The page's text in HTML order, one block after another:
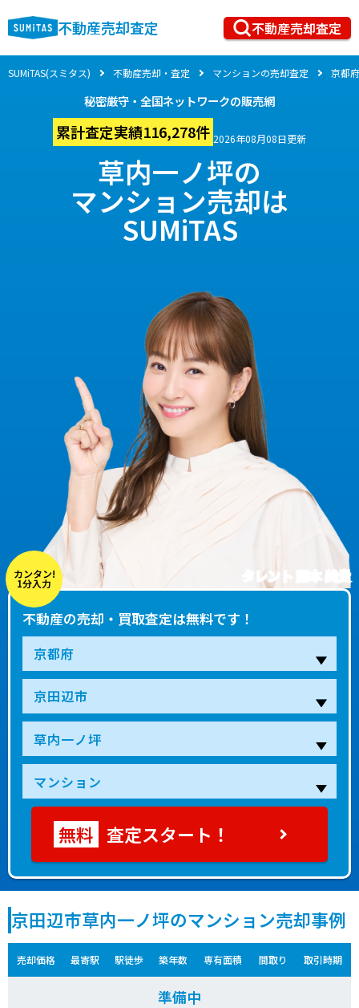
不動産売却査定 不動産売却査定
SUMiTAS(スミタス) 不動産売却・査定 マンションの売却査定 京都府
秘密厳守・全国ネットワークの販売網
累計査定実績116,278件 2026年08月08日更新
草内一ノ坪の
マンション売却は
SUMiTAS
タレント 藤本 美貴
カンタン!
1分入力
不動産の売却・買取査定は無料です！
査定スタート！
京田辺市草内一ノ坪のマンション売却事例
売却価格 最寄駅 駅徒歩 築年数 専有面積 間取り 取引時期
準備中